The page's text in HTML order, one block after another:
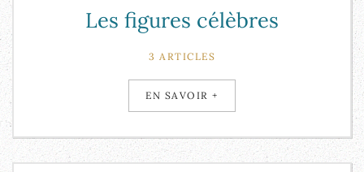
Les figures célèbres
3 ARTICLES
EN SAVOIR +